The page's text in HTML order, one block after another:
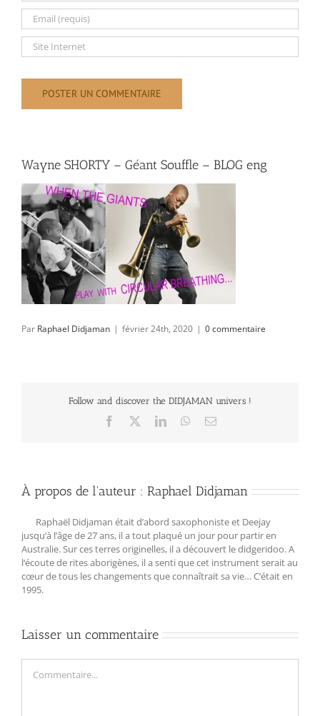
Wayne SHORTY – Géant Souffle – BLOG eng
Par Raphael Didjaman | février 24th, 2020 | 0 commentaire
Follow and discover the DIDJAMAN univers !
Facebook LinkedInWhatsApp
Email
À propos de l'auteur : Raphael Didjaman
Raphaël Didjaman était d’abord saxophoniste et Deejay
jusqu’à l’âge de 27 ans, il a tout plaqué un jour pour partir en
Australie. Sur ces terres originelles, il a découvert le didgeridoo. A
l‘écoute de rites aborigènes, il a senti que cet instrument serait au
cœur de tous les changements que connaîtrait sa vie… C‘était en
1995.
Laisser un commentaire